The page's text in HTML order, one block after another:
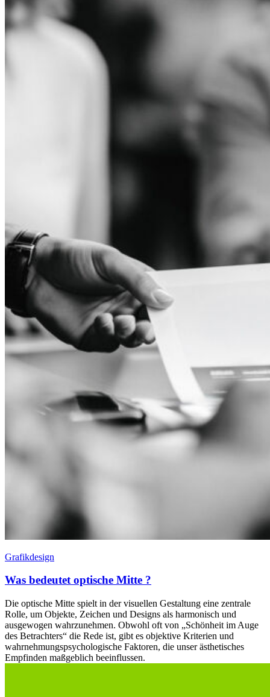
Grafikdesign
Was bedeutet optische Mitte ?
Die optische Mitte spielt in der visuellen Gestaltung eine zentrale
Rolle, um Objekte, Zeichen und Designs als harmonisch und
ausgewogen wahrzunehmen. Obwohl oft von „Schönheit im Auge
des Betrachters“ die Rede ist, gibt es objektive Kriterien und
wahrnehmungspsychologische Faktoren, die unser ästhetisches
Empfinden maßgeblich beeinflussen.